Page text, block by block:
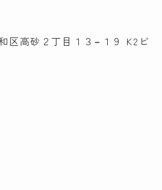
区高砂２丁目１３−１９ K2ビ